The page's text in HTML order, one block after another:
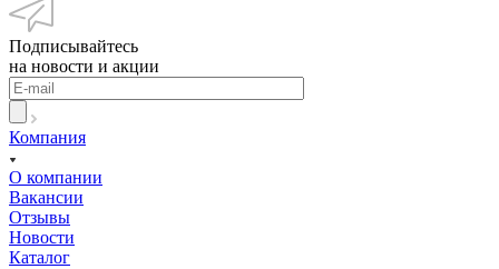
Подписывайтесь
на новости и акции
Компания
О компании
Вакансии
Отзывы
Новости
Каталог